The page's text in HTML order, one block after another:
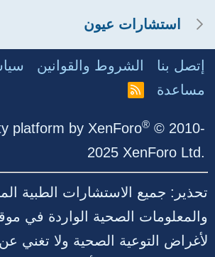
استشارات عيون
إتصل بنا الشروط والقوانين
مساعدة
R
platform by XenForo® © 2010-
2025 XenForo Ltd.
تحذير: جميع الاستشارات الطبية
والمعلومات الصحية الواردة في
لأغراض التوعية الصحية ولا تغني